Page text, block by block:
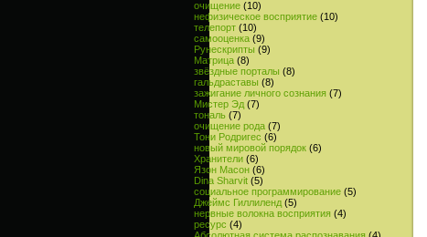
очищение (10)
нефизическое восприятие (10)
телепорт (10)
самооценка (9)
Рунескрипты (9)
Матрица (8)
звёздные порталы (8)
гальдраставы (8)
зажигание личного сознания (7)
Мистер Эд (7)
тональ (7)
очищение рода (7)
Тони Родригес (6)
новый мировой порядок (6)
Хранители (6)
Язон Масон (6)
Dina Sharvit (5)
социальное программирование (5)
Джеймс Гиллиленд (5)
нервные волокна восприятия (4)
ресурс (4)